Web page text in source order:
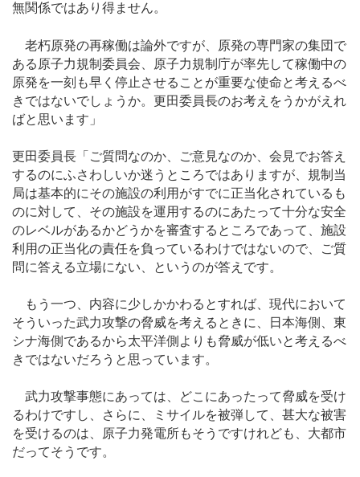
無関係ではあり得ません。
老朽原発の再稼働は論外ですが、原発の専門家の集団で
ある原子力規制委員会、原子力規制庁が率先して稼働中の
原発を一刻も早く停止させることが重要な使命と考えるべ
きではないでしょうか。更田委員長のお考えをうかがえれ
ばと思います」
更田委員長「ご質問なのか、ご意見なのか、会見でお答え
するのにふさわしいか迷うところではありますが、規制当
局は基本的にその施設の利用がすでに正当化されているも
のに対して、その施設を運用するのにあたって十分な安全
のレベルがあるかどうかを審査するところであって、施設
利用の正当化の責任を負っているわけではないので、ご質
問に答える立場にない、というのが答えです。
もう一つ、内容に少しかかわるとすれば、現代において
そういった武力攻撃の脅威を考えるときに、日本海側、東
シナ海側であるから太平洋側よりも脅威が低いと考えるべ
きではないだろうと思っています。
武力攻撃事態にあっては、どこにあったって脅威を受け
るわけですし、さらに、ミサイルを被弾して、甚大な被害
を受けるのは、原子力発電所もそうですけれども、大都市
だってそうです。